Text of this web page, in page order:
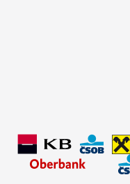
✅Úrok:
✅Hodnota nemovitosti:
✅Doba splácení: